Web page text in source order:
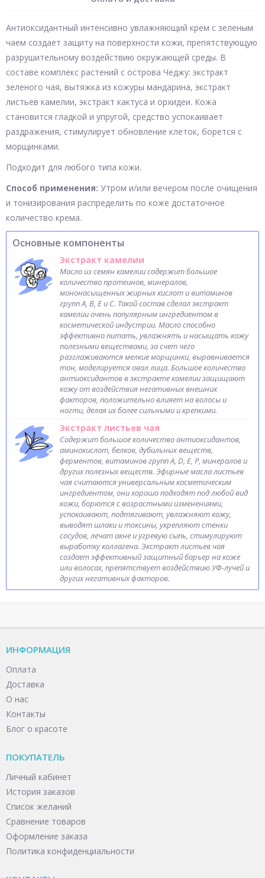
Антиоксидантный интенсивно увлажняющий крем с зеленым
чаем создает защиту на поверхности кожи, препятствующую
разрушительному воздействию окружающей среды. В
составе комплекс растений с острова Чеджу: экстракт
зеленого чая, вытяжка из кожуры мандарина, экстракт
листьев камелии, экстракт кактуса и орхидеи. Кожа
становится гладкой и упругой, средство успокаивает
раздражения, стимулирует обновление клеток, борется с
морщинками.
Подходит для любого типа кожи.
Способ применения: Утром и/или вечером после очищения
и тонизирования распределить по коже достаточное
количество крема.
Основные компоненты
Экстракт камелии
Масло из семян камелии содержит большое
количество протеинов, минералов,
мононасыщенных жирных кислот и витаминов
групп A, B, E и С. Такой состав сделал экстракт
камелии очень популярным ингредиентом в
косметической индустрии. Масло способно
эффективно питать, увлажнять и насыщать кожу
полезными веществами, за счет чего
разглаживаются мелкие морщинки, выравнивается
тон, моделируется овал лица. Большое количество
антиоксидантов в экстракте камелии защищают
кожу от воздействия негативных внешних
факторов, положительно влияет на волосы и
ногти, делая их более сильными и крепкими.
Экстракт листьев чая
Содержит большое количество антиоксидантов,
аминокислот, белков, дубильных веществ,
ферментов, витаминов групп A, D, E, P, минералов и
других полезных веществ. Эфирные масла листьев
чая считаются универсальным косметическим
ингредиентом, они хорошо подходят под любой вид
кожи, борются с возрастными изменениями,
успокаивают, подтягивают, увлажняют кожу,
выводят шлаки и токсины, укрепляют стенки
сосудов, лечат акне и угревую сыпь, стимулируют
выработку коллагена. Экстракт листьев чая
создает эффективный защитный барьер на коже
или волосах, препятствует воздействию УФ-лучей и
других негативных факторов.
ИНФОРМАЦИЯ
Оплата
Доставка
О нас
Контакты
Блог о красоте
ПОКУПАТЕЛЬ
Личный кабинет
История заказов
Список желаний
Сравнение товаров
Оформление заказа
Политика конфиденциальности